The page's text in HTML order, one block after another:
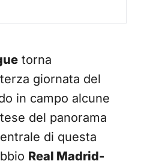
torna
giornata del
in campo alcune
del panorama
di questa
Real Madrid-